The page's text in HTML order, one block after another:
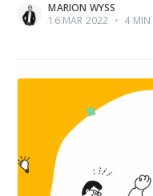
MARION WYSS
16 MAR 2022 • 4 MIN